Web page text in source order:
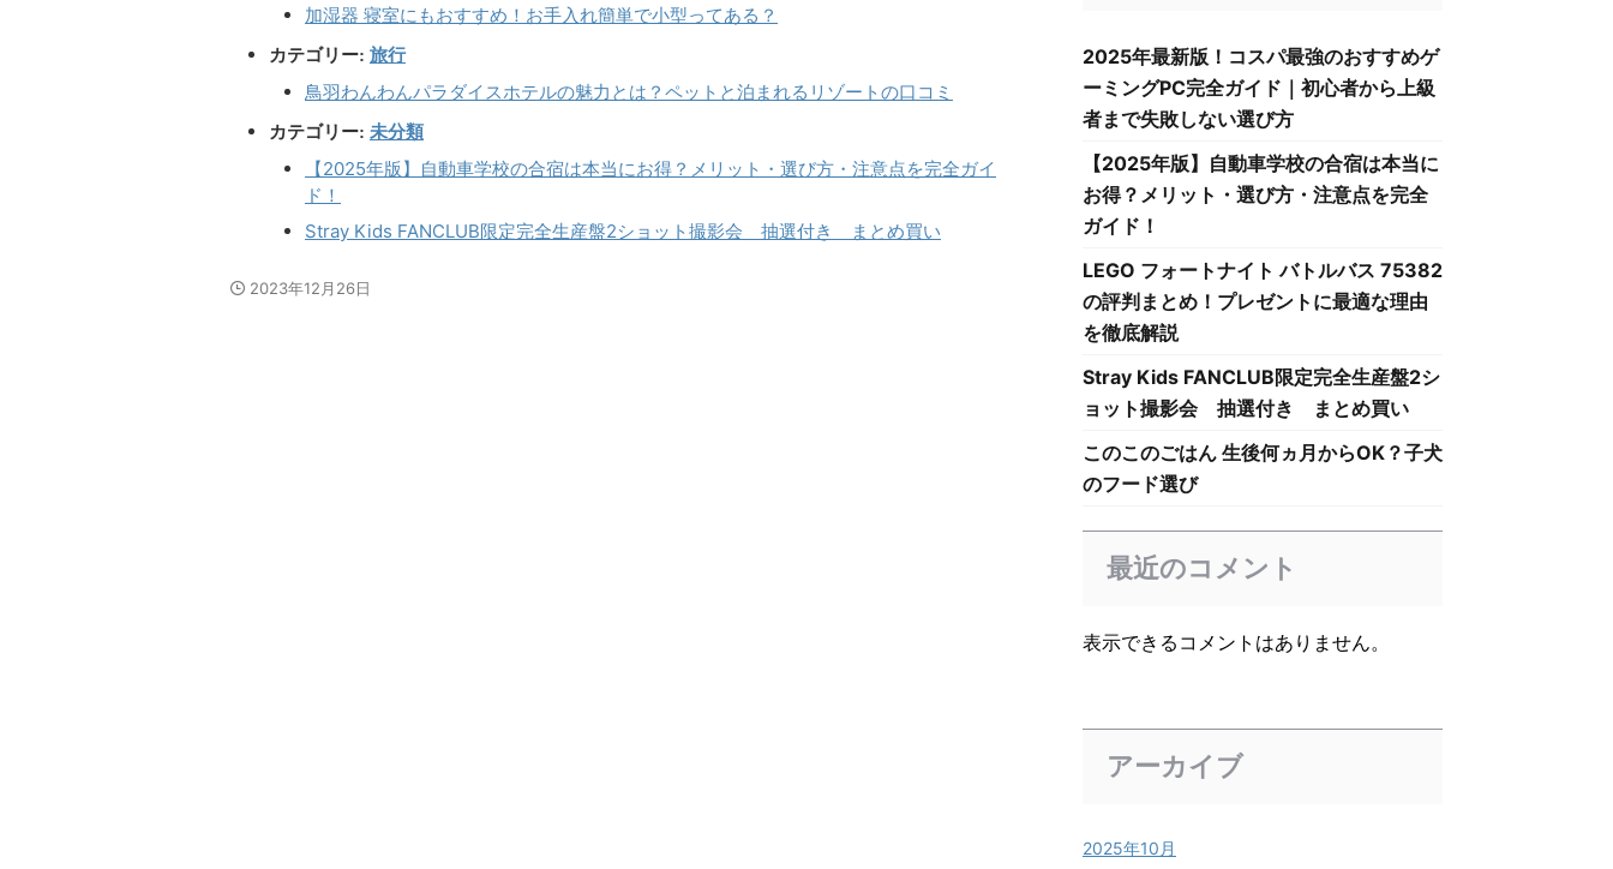
加湿器 寝室にもおすすめ！お手入れ簡単で小型ってある？
カテゴリー: 旅行
鳥羽わんわんパラダイスホテルの魅力とは？ペットと泊まれるリゾートの口コミ
カテゴリー: 未分類
【2025年版】自動車学校の合宿は本当にお得？メリット・選び方・注意点を完全ガイ
ド！
Stray Kids FANCLUB限定完全生産盤2ショット撮影会 抽選付き まとめ買い
2023年12月26日
2025年最新版！コスパ最強のおすすめゲ
ーミングPC完全ガイド｜初心者から上級
者まで失敗しない選び方
【2025年版】自動車学校の合宿は本当に
お得？メリット・選び方・注意点を完全
ガイド！
LEGO フォートナイト バトルバス 75382
の評判まとめ！プレゼントに最適な理由
を徹底解説
Stray Kids FANCLUB限定完全生産盤2シ
ョット撮影会 抽選付き まとめ買い
このこのごはん 生後何ヵ月からOK？子犬
のフード選び
最近のコメント
表示できるコメントはありません。
アーカイブ
2025年10月